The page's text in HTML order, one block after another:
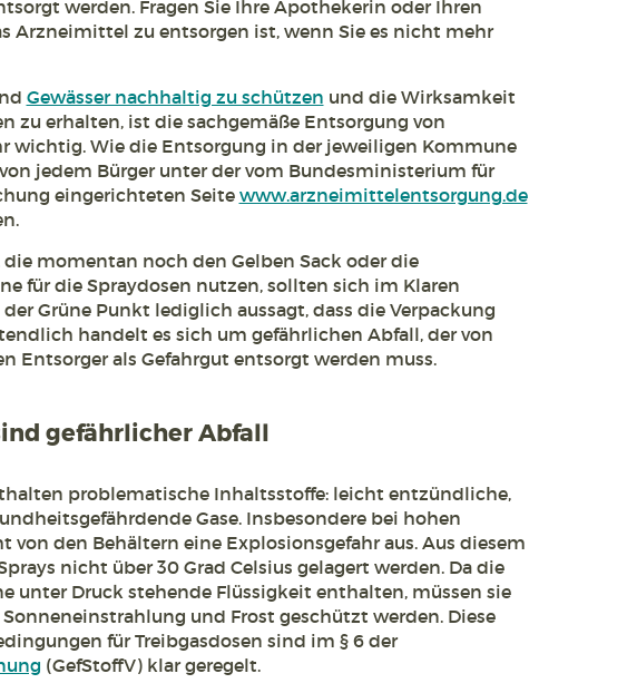
werden. Fragen Sie Ihre Apothekerin oder Ihren
Arzneimittel zu entsorgen ist, wenn Sie es nicht mehr
Gewässer nachhaltig zu schützen und die Wirksamkeit
zu erhalten, ist die sachgemäße Entsorgung von
wichtig. Wie die Entsorgung in der jeweiligen Kommune
jedem Bürger unter der vom Bundesministerium für
eingerichteten Seite www.arzneimittelentsorgung.de
momentan noch den Gelben Sack oder die
für die Spraydosen nutzen, sollten sich im Klaren
der Grüne Punkt lediglich aussagt, dass die Verpackung
handelt es sich um gefährlichen Abfall, der von
Entsorger als Gefahrgut entsorgt werden muss.
gefährlicher Abfall
problematische Inhaltsstoffe: leicht entzündliche,
Gase. Insbesondere bei hohen
von den Behältern eine Explosionsgefahr aus. Aus diesem
nicht über 30 Grad Celsius gelagert werden. Da die
unter Druck stehende Flüssigkeit enthalten, müssen sie
und Frost geschützt werden. Diese
für Treibgasdosen sind im § 6 der
(GefStoffV) klar geregelt.